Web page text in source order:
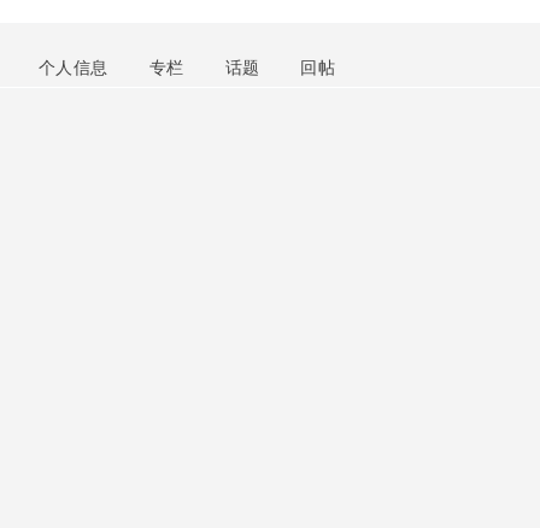
个人信息 专栏 话题 回帖